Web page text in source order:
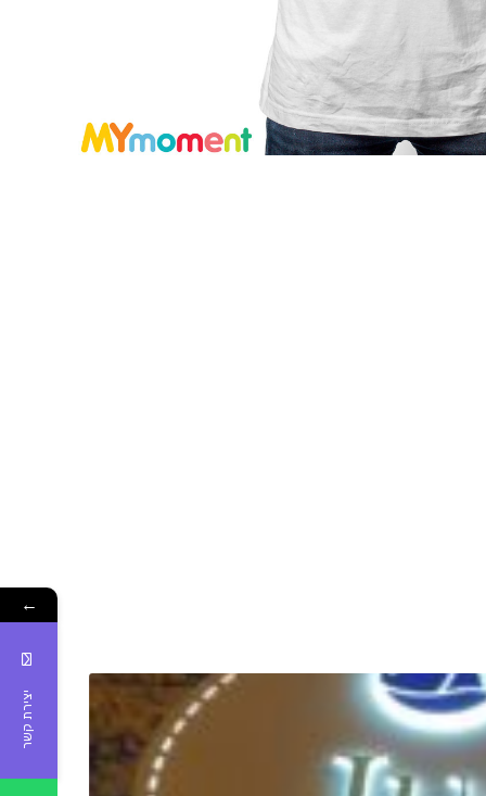
←
יצירת קשר